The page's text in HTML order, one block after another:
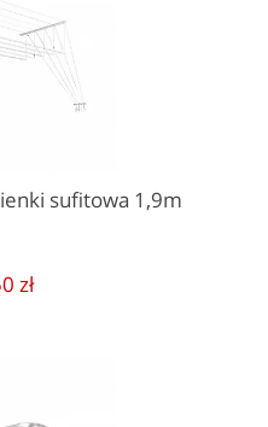
sufitowa 1,9m
zł